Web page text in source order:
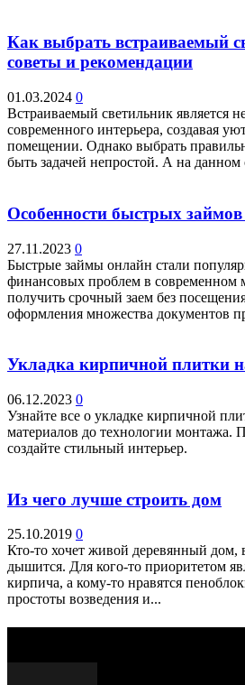
Как выбрать встраиваемый
советы и рекомендации
01.03.2024 0
Встраиваемый светильник является
современного интерьера, создавая
помещении. Однако выбрать
быть задачей непростой. А на данном
Особенности быстрых
27.11.2023 0
Быстрые займы онлайн стали
финансовых проблем в современном
получить срочный заем без
оформления множества документов
Укладка кирпичной плитки
06.12.2023 0
Узнайте все о укладке кирпичной
материалов до технологии монтажа.
создайте стильный интерьер.
Из чего лучше строить дом
25.10.2019 0
Кто-то хочет живой деревянный дом,
дышится. Для кого-то приоритетом
кирпича, а кому-то нравятся
простоты возведения и...